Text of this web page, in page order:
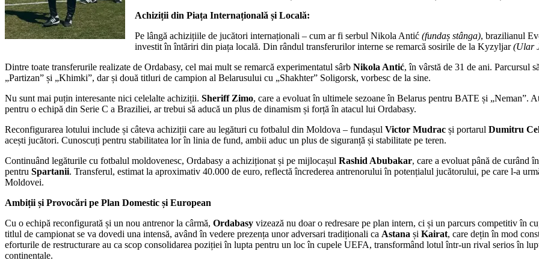
Achiziții din Piața Internațională și Locală:
Pe lângă achizițiile de jucători internaționali – cum ar fi serbul Nikola Antić (fundaș stânga), brazilianul
investit în întăriri din piața locală. Din rândul transferurilor interne se remarcă sosirile de la Kyzyljar(Ular
Dintre toate transferurile realizate de Ordabasy, cel mai mult se remarcă experimentatul sârb Nikola Antić, în vârstă de 31 de ani. Parcursul
„Partizan” și „Khimki”, dar și două titluri de campion al Belarusului cu „Shakhter” Soligorsk, vorbesc de la sine.
Nu sunt mai puțin interesante nici celelalte achiziții. Sheriff Zimo, care a evoluat în ultimele sezoane în Belarus pentru BATE și „Neman”.
pentru o echipă din Serie C a Braziliei, ar trebui să aducă un plus de dinamism și forță în atacul lui Ordabasy.
Reconfigurarea lotului include și câteva achiziții care au legături cu fotbalul din Moldova – fundașul Victor Mudrac și portarul Dumitru
acești jucători. Cunoscuți pentru stabilitatea lor în linia de fund, ambii aduc un plus de siguranță și stabilitate pe teren.
Continuând legăturile cu fotbalul moldovenesc, Ordabasy a achiziționat și pe mijlocașul Rashid Abubakar, care a evoluat până de curând
pentru Spartanii. Transferul, estimat la aproximativ 40.000 de euro, reflectă încrederea antrenorului în potențialul jucătorului, pe care l-a
Moldovei.
Ambiții și Provocări pe Plan Domestic și European
Cu o echipă reconfigurată și un nou antrenor la cârmă, Ordabasy vizează nu doar o redresare pe plan intern, ci și un parcurs competitiv în
titlul de campionat se va dovedi una intensă, având în vedere prezența unor adversari tradiționali ca Astana și Kairat, care dețin în mod
eforturile de restructurare au ca scop consolidarea poziției în lupta pentru un loc în cupele UEFA, transformând lotul într-un rival serios în
continentale.